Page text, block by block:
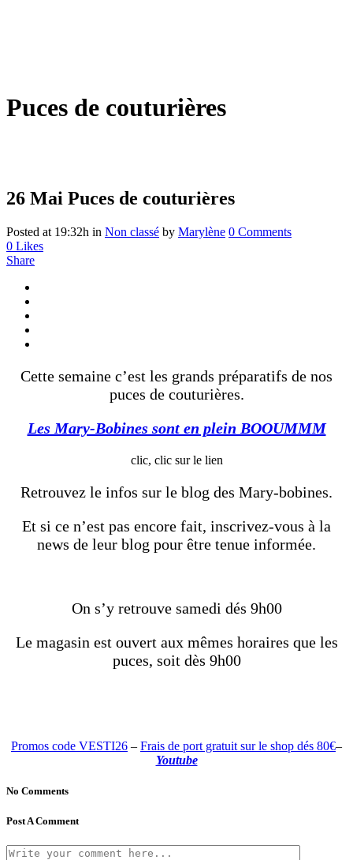
Puces de couturières
26 Mai Puces de couturières
Posted at 19:32h in Non classé by Marylène 0 Comments
0 Likes
Share
Cette semaine c’est les grands préparatifs de nos
puces de couturières.
Les Mary-Bobines sont en plein BOOUMMM
clic, clic sur le lien
Retrouvez le infos sur le blog des Mary-bobines.
Et si ce n’est pas encore fait, inscrivez-vous à la
news de leur blog pour être tenue informée.
On s’y retrouve samedi dés 9h00
Le magasin est ouvert aux mêmes horaires que les
puces, soit dès 9h00
Promos code VESTI26 – Frais de port gratuit sur le shop dés 80€–
Youtube
No Comments
Post A Comment